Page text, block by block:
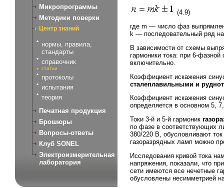
Микропрограммы
Методики поверки
Центр знаний
нормы, правила,
стандарты
справочник
статьи
протоколы
испытания
теория
Печатная продукция
Брошюры
Вопросы-ответы
Клуб SONEL
Электроизмерительная
лаборатория
(4.9)
где m — число фаз
k — последовательный ряд
В зависимости от схемы
гармоники тока: при 6-
включительно.
Коэффициент искажения
сталеплавильными и
Коэффициент искажения
определяется в основном 5,
Токи 3-й и 5-й гармоник
по фазе в соответствующих
380/220 В, обусловливают
газоразрядных ламп можно
Исследования кривой тока
напряжения, показали, что
сети имеются все нечетные
обусловлены несимметрией